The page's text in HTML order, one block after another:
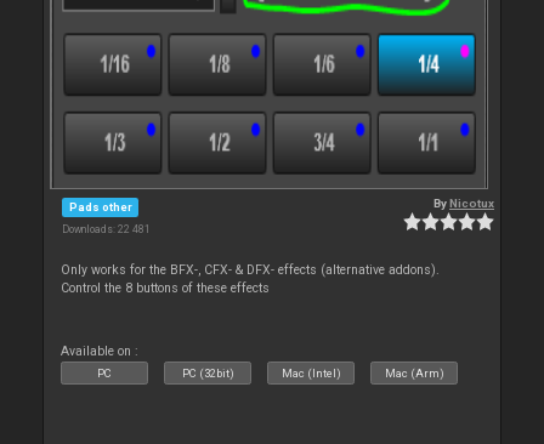
Pads other
Downloads: 22 481
ByNicotux
Only works for the BFX-, CFX- & DFX- effects (alternative addons).
Control the 8 buttons of these effects
Available on :
PC PC (32bit) Mac (Intel) Mac (Arm)